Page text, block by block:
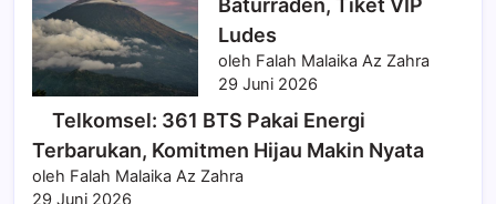
Baturraden, Tiket VIP
Ludes
oleh Falah Malaika Az Zahra
29 Juni 2026
Telkomsel: 361 BTS Pakai Energi
Terbarukan, Komitmen Hijau Makin Nyata
oleh Falah Malaika Az Zahra
29 Juni 2026